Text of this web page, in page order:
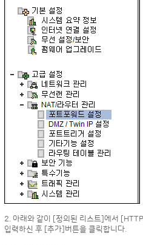
2. 아래와 같이 [정의된 리스트]에서
입력하신 후 [추가]버튼을 클릭합니다.